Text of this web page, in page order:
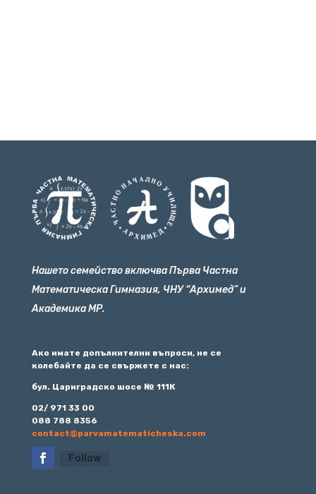
Нашето семейство включва Първа Частна
Математическа Гимназия, ЧНУ “Архимед” и
Академика МР.
Ако имате допълнителни въпроси, не се
колебайте да се свържете с нас:
бул. Цариградско шосе № 111К
02/ 971 33 00
088 788 8356
contact@parvamatematicheska.com
Follow